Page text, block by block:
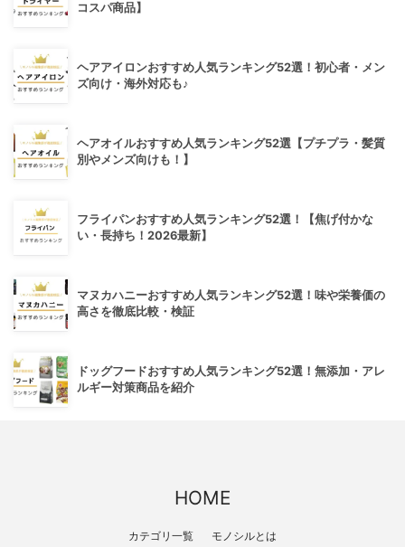
コスパ商品】
ヘアアイロンおすすめ人気ランキング52選！初心者・メン
ズ向け・海外対応も♪
ヘアオイルおすすめ人気ランキング52選【プチプラ・髪質
別やメンズ向けも！】
フライパンおすすめ人気ランキング52選！【焦げ付かな
い・長持ち！2026最新】
マヌカハニーおすすめ人気ランキング52選！味や栄養価の
高さを徹底比較・検証
ドッグフードおすすめ人気ランキング52選！無添加・アレ
ルギー対策商品を紹介
HOME
カテゴリ一覧 モノシルとは